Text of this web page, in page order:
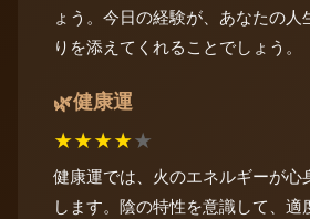
ょう。今日の経験が、あなたの人
りを添えてくれることでしょう。
🌿健康運
★★★★★
健康運では、火のエネルギーが心
します。陰の特性を意識して、適